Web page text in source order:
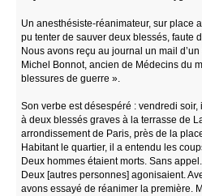
Un anesthésiste-réanimateur, sur place
pu tenter de sauver deux blessés, faute
Nous avons reçu au journal un mail
Michel Bonnot, ancien de Médecins du
blessures de guerre ».
Son verbe est désespéré : vendredi soir,
à deux blessés graves à la terrasse de
arrondissement de Paris, près de la
Habitant le quartier, il a entendu les
Deux hommes étaient morts. Sans
Deux [autres personnes] agonisaient.
avons essayé de réanimer la première.